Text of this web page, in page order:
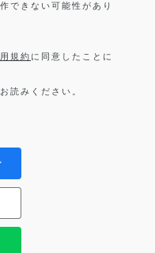
できない可能性があり
規約 に同意したことに
読みください。